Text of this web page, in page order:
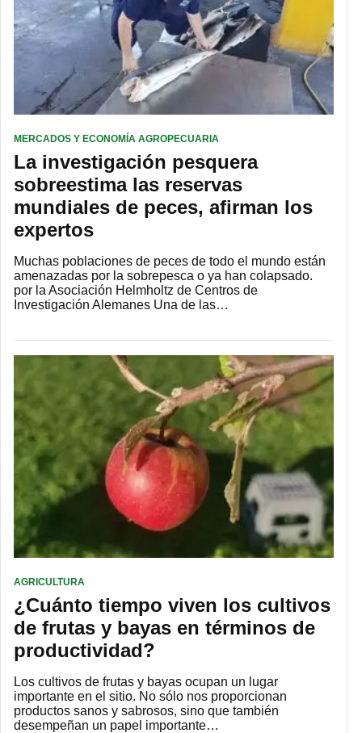
MERCADOS Y ECONOMÍA AGROPECUARIA
La investigación pesquera
sobreestima las reservas
mundiales de peces, afirman los
expertos
Muchas poblaciones de peces de todo el mundo están
amenazadas por la sobrepesca o ya han colapsado.
por la Asociación Helmholtz de Centros de
Investigación Alemanes Una de las…
AGRICULTURA
¿Cuánto tiempo viven los cultivos
de frutas y bayas en términos de
productividad?
Los cultivos de frutas y bayas ocupan un lugar
importante en el sitio. No sólo nos proporcionan
productos sanos y sabrosos, sino que también
desempeñan un papel importante…